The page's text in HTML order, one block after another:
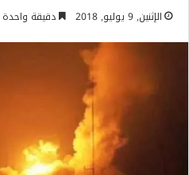
الإثنين, 9 يوليو, 2018 دقيقة واحدة